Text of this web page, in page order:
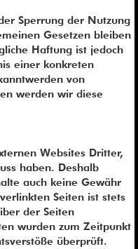
Sperrung der Nutzung
Gesetzen bleiben
Haftung ist jedoch
einer konkreten
von
werden wir diese
Websites Dritter,
haben. Deshalb
auch keine Gewähr
Seiten ist stets
der Seiten
wurden zum Zeitpunkt
überprüft.